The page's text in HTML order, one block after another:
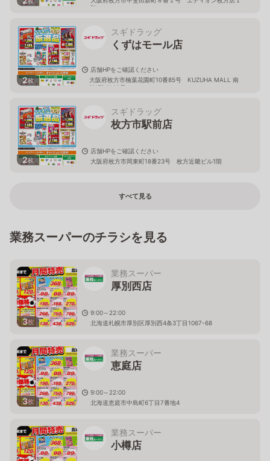
階
2枚
スギドラッグ
くずはモール店
店舗HPをご確認ください
大阪府枚方市楠葉花園町10番85号 KUZUHA MALL 南
館1階 S103号
2枚
スギドラッグ
枚方市駅前店
店舗HPをご確認ください
大阪府枚方市岡東町18番23号 枚方近畿ビル1階
すべて見る
業務スーパーのチラシを見る
3枚
業務スーパー
厚別西店
9:00～22:00
北海道札幌市厚別区厚別西4条3丁目1067-68
3枚
業務スーパー
恵庭店
9:00～22:00
北海道恵庭市中島町6丁目7番地4
業務スーパー
小樽店